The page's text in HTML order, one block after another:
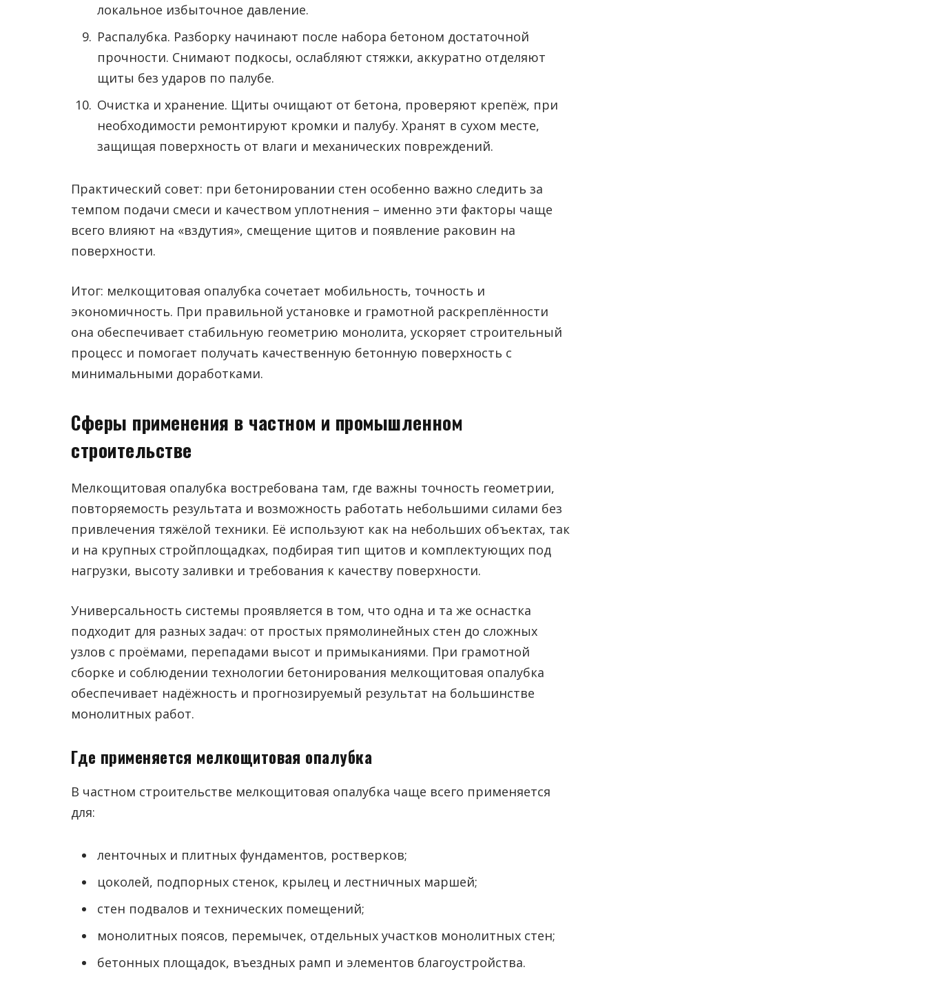
локальное избыточное давление.
Распалубка. Разборку начинают после набора бетоном достаточной
прочности. Снимают подкосы, ослабляют стяжки, аккуратно отделяют
щиты без ударов по палубе.
Очистка и хранение. Щиты очищают от бетона, проверяют крепёж, при
необходимости ремонтируют кромки и палубу. Хранят в сухом месте,
защищая поверхность от влаги и механических повреждений.
Практический совет: при бетонировании стен особенно важно следить за
темпом подачи смеси и качеством уплотнения – именно эти факторы чаще
всего влияют на «вздутия», смещение щитов и появление раковин на
поверхности.
Итог: мелкощитовая опалубка сочетает мобильность, точность и
экономичность. При правильной установке и грамотной раскреплённости
она обеспечивает стабильную геометрию монолита, ускоряет строительный
процесс и помогает получать качественную бетонную поверхность с
минимальными доработками.
Сферы применения в частном и промышленном
строительстве
Мелкощитовая опалубка востребована там, где важны точность геометрии,
повторяемость результата и возможность работать небольшими силами без
привлечения тяжёлой техники. Её используют как на небольших объектах, так
и на крупных стройплощадках, подбирая тип щитов и комплектующих под
нагрузки, высоту заливки и требования к качеству поверхности.
Универсальность системы проявляется в том, что одна и та же оснастка
подходит для разных задач: от простых прямолинейных стен до сложных
узлов с проёмами, перепадами высот и примыканиями. При грамотной
сборке и соблюдении технологии бетонирования мелкощитовая опалубка
обеспечивает надёжность и прогнозируемый результат на большинстве
монолитных работ.
Где применяется мелкощитовая опалубка
В частном строительстве мелкощитовая опалубка чаще всего применяется
для:
ленточных и плитных фундаментов, ростверков;
цоколей, подпорных стенок, крылец и лестничных маршей;
стен подвалов и технических помещений;
монолитных поясов, перемычек, отдельных участков монолитных стен;
бетонных площадок, въездных рамп и элементов благоустройства.